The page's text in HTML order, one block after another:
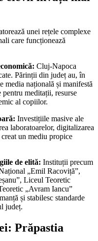
unei rețele complexe
care funcționează
Cluj-Napoca
Părinții din județ au, în
media națională și manifestă
meditații, resurse
al copiilor.
Investițiile masive ale
laboratoarelor, digitalizarea
un mediu propice
de elită: Instituții precum
„Emil Racoviță”,
Liceul Teoretic
„Avram Iancu”
și stabilesc standarde
județ.
Prăpastia